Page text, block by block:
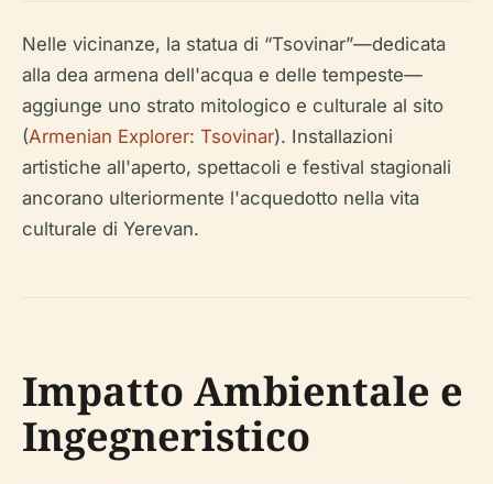
Nelle vicinanze, la statua di “Tsovinar”—dedicata
alla dea armena dell'acqua e delle tempeste—
aggiunge uno strato mitologico e culturale al sito
(Armenian Explorer: Tsovinar). Installazioni
artistiche all'aperto, spettacoli e festival stagionali
ancorano ulteriormente l'acquedotto nella vita
culturale di Yerevan.
Impatto Ambientale e
Ingegneristico